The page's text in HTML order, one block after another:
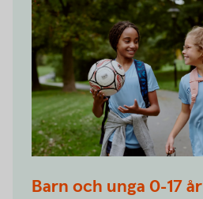
Barn och unga 0-17 år